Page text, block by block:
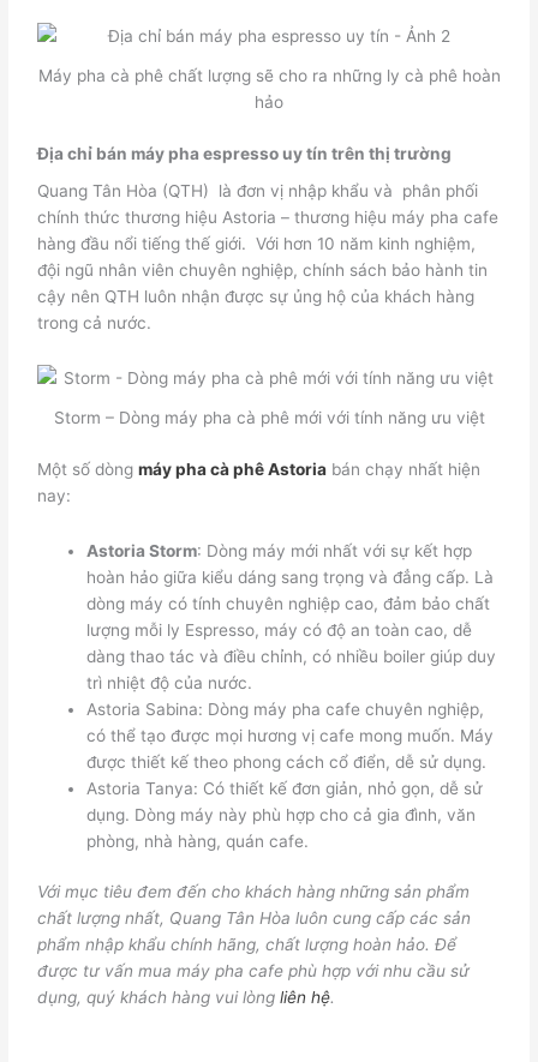
Máy pha cà phê chất lượng sẽ cho ra những ly cà phê hoàn
hảo
Địa chỉ bán máy pha espresso uy tín trên thị trường
Quang Tân Hòa (QTH) làđơn vị nhập khẩu và phân phối
chính thức thương hiệu Astoria – thương hiệu máy pha cafe
hàng đầu nổi tiếng thế giới.Với hơn 10 năm kinh nghiệm,
đội ngũ nhân viên chuyên nghiệp, chính sách bảo hành tin
cậy nên QTH luôn nhận được sự ủng hộ của khách hàng
trong cả nước.
Storm – Dòng máy pha cà phê mới với tính năng ưu việt
Một số dòngmáy pha cà phê Astoria bán chạy nhất hiện
nay:
Astoria Storm: Dòng máy mới nhất với sự kết hợp
hoàn hảo giữa kiểu dáng sang trọng và đẳng cấp. Là
dòng máy có tính chuyên nghiệp cao, đảm bảo chất
lượng mỗi ly Espresso, máy có độ an toàn cao, dễ
dàng thao tác và điều chỉnh,có nhiều boiler giúp duy
trì nhiệt độ của nước.
Astoria Sabina: Dòng máy pha cafe chuyên nghiệp,
có thể tạo được mọi hương vị cafe mong muốn. Máy
được thiết kế theo phong cách cổ điển, dễ sử dụng.
Astoria Tanya: Có thiết kế đơn giản, nhỏ gọn, dễ sử
dụng. Dòng máy này phù hợp cho cả gia đình, văn
phòng, nhà hàng, quán cafe.
Với mục tiêu đem đến cho khách hàng những sản phẩm
chất lượng nhất, Quang Tân Hòa luôn cung cấp các sản
phẩm nhập khẩu chính hãng, chất lượng hoàn hảo. Để
được tư vấn mua máy pha cafe phù hợp với nhu cầu sử
dụng, quý khách hàng vui lòngliên hệ.